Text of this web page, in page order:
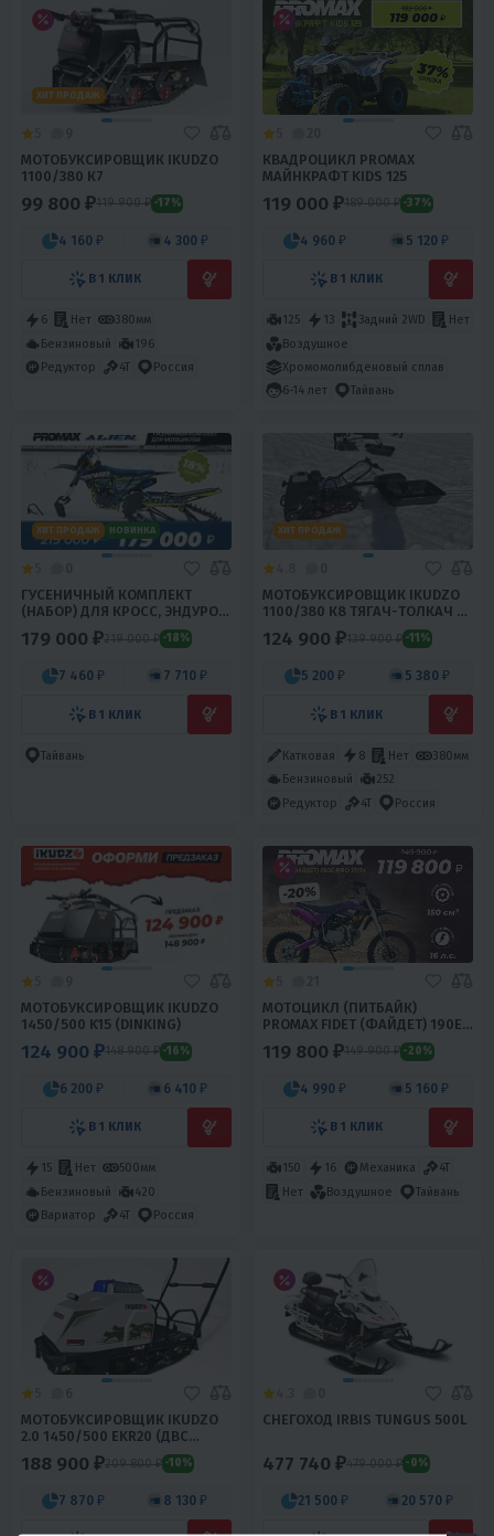
ХИТ ПРОДАЖ
МОТОБУКСИРОВЩИК IKUDZO
1100/380 К7
99 800 ₽119 900 ₽ -17%
4 160 ₽ 4 300 ₽
В 1 КЛИК
6 Нет
380мм
Бензиновый
196
Редуктор
4T Россия
КВАДРОЦИКЛ PROMAX
МАЙНКРАФТ KIDS 125
119 000 ₽189 000 ₽ -37%
4 960 ₽ 5 120 ₽
В 1 КЛИК
125 13 Задний 2WD
Нет
Воздушное
Хромомолибденовый сплав
6-14 лет
Тайвань
ХИТ ПРОДАЖ НОВИНКА
ГУСЕНИЧНЫЙ КОМПЛЕКТ
(НАБОР) ДЛЯ КРОСС, ЭНДУРО
МОТОЦИКЛОВ PROMAX ALIEN
179 000 ₽219 000 ₽ -18%
7 460 ₽ 7 710 ₽
В 1 КЛИК
Тайвань
ХИТ ПРОДАЖ
МОТОБУКСИРОВЩИК IKUDZO
1100/380 К8 ТЯГАЧ-ТОЛКАЧ C
124 900 ₽139 900 ₽ -11%
5 200 ₽ 5 380 ₽
В 1 КЛИК
Катковая 8 Нет
380мм
Бензиновый
252
Редуктор
4T Россия
МОТОБУКСИРОВЩИК IKUDZO
1450/500 K15 (DINKING)
124 900 ₽148 900 ₽ -16%
6 200 ₽ 6 410 ₽
В 1 КЛИК
15 Нет
500мм
Бензиновый
420
Вариатор
4T Россия
МОТОЦИКЛ (ПИТБАЙК)
PROMAX FIDET (ФАЙДЕТ) 190E
119 800 ₽149 900 ₽ -20%
4 990 ₽ 5 160 ₽
В 1 КЛИК
150 16 Механика
4T
Нет
Воздушное Тайвань
МОТОБУКСИРОВЩИК IKUDZO
2.0 1450/500 EKR20 (ДВС
188 900 ₽209 800 ₽ -10%
7 870 ₽ 8 130 ₽
СНЕГОХОД IRBIS TUNGUS 500L
477 740 ₽479 000 ₽ -0%
21 500 ₽ 20 570 ₽